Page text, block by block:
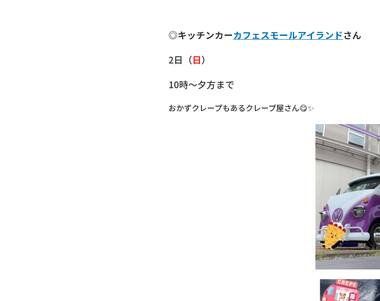
◎キッチンカーカフェスモールアイランドさん
2日（日）
10時～夕方まで
おかずクレープもあるクレープ屋さん😋✨